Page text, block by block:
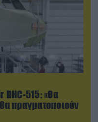
DHC-515: «Θα
πραγματοποιούν